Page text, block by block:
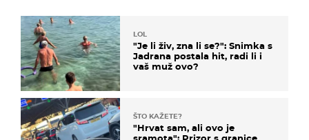
LOL
"Je li živ, zna li se?": Snimka s
Jadrana postala hit, radi li i
vaš muž ovo?
ŠTO KAŽETE?
"Hrvat sam, ali ovo je